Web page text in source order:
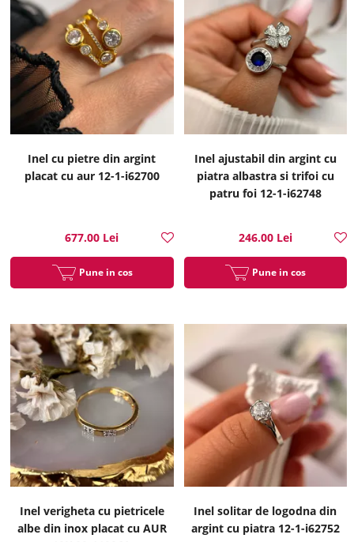
Inel cu pietre din argint
placat cu aur 12-1-i62700
677.00 Lei
Pune in cos
Inel ajustabil din argint cu
piatra albastra si trifoi cu
patru foi 12-1-i62748
246.00 Lei
Pune in cos
Inel verigheta cu pietricele
albe din inox placat cu AUR
Inel solitar de logodna din
argint cu piatra 12-1-i62752